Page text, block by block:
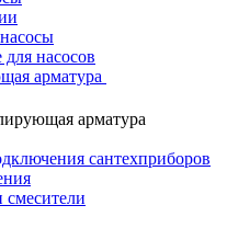
насосов
арматура
арматура
сантехприборов